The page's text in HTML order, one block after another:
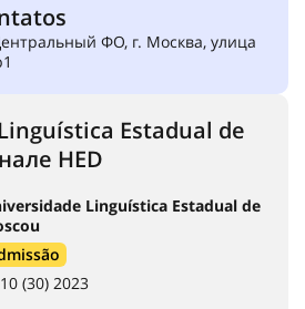
ФО, г. Москва, улица
Estadual de
HED
Linguística Estadual de
(30) 2023